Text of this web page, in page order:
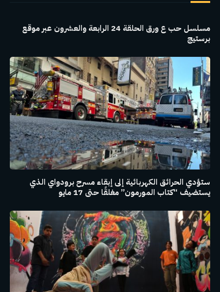
مسلسل حب ع ورق الحلقة 24 الرابعة والعشرون عبر موقع
برستيج
ستؤدي الحرائق الكهربائية إلى إبقاء مسرح برودواي الذي
يستضيف “كتاب المورمون” مغلقًا حتى 17 مايو